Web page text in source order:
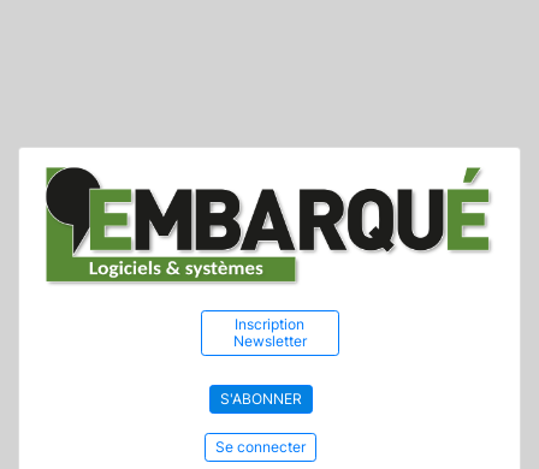
Inscription
Newsletter
S'ABONNER
Se connecter